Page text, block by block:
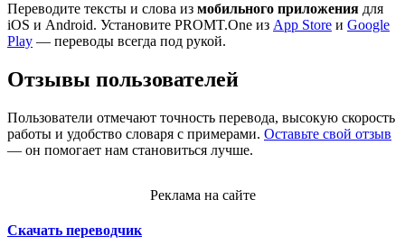
Переводите тексты и слова из мобильного приложения для
iOS и Android. Установите PROMT.One из App Store и Google
Play — переводы всегда под рукой.
Отзывы пользователей
Пользователи отмечают точность перевода, высокую скорость
работы и удобство словаря с примерами. Оставьте свой отзыв
— он помогает нам становиться лучше.
Реклама на сайте
Скачать переводчик